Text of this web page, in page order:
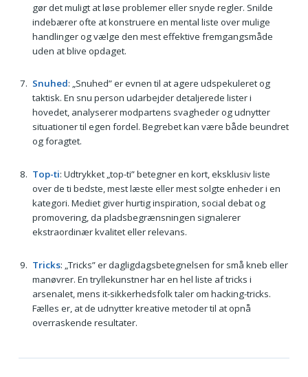
gør det muligt at løse problemer eller snyde regler. Snilde
indebærer ofte at konstruere en mental liste over mulige
handlinger og vælge den mest effektive fremgangsmåde
uden at blive opdaget.
Snuhed: „Snuhed” er evnen til at agere udspekuleret og
taktisk. En snu person udarbejder detaljerede lister i
hovedet, analyserer modpartens svagheder og udnytter
situationer til egen fordel. Begrebet kan være både beundret
og foragtet.
Top-ti: Udtrykket „top-ti” betegner en kort, eksklusiv liste
over de ti bedste, mest læste eller mest solgte enheder i en
kategori. Mediet giver hurtig inspiration, social debat og
promovering, da pladsbegrænsningen signalerer
ekstraordinær kvalitet eller relevans.
Tricks: „Tricks” er dagligdagsbetegnelsen for små kneb eller
manøvrer. En tryllekunstner har en hel liste af tricks i
arsenalet, mens it-sikkerhedsfolk taler om hacking-tricks.
Fælles er, at de udnytter kreative metoder til at opnå
overraskende resultater.